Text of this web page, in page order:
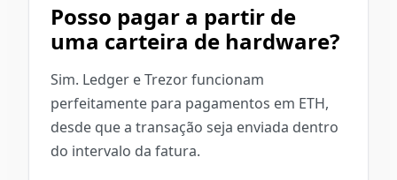
Posso pagar a partir de
uma carteira de hardware?
Sim. Ledger e Trezor funcionam
perfeitamente para pagamentos em ETH,
desde que a transação seja enviada dentro
do intervalo da fatura.